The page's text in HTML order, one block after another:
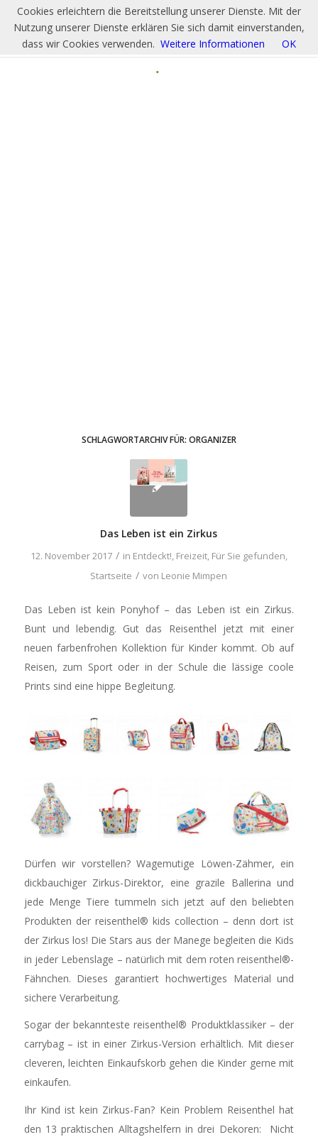
SCHLAGWORTARCHIV FÜR: ORGANIZER
Das Leben ist ein Zirkus
12. November 2017 / in Entdeckt!, Freizeit, Für Sie gefunden,
Startseite / von Leonie Mimpen
Das Leben ist kein Ponyhof – das Leben ist ein Zirkus.
Bunt und lebendig. Gut das Reisenthel jetzt mit einer
neuen farbenfrohen Kollektion für Kinder kommt. Ob auf
Reisen, zum Sport oder in der Schule die lässige coole
Prints sind eine hippe Begleitung.
Dürfen wir vorstellen? Wagemutige Löwen-Zähmer, ein
dickbauchiger Zirkus-Direktor, eine grazile Ballerina und
jede Menge Tiere tummeln sich jetzt auf den beliebten
Produkten der reisenthel® kids collection – denn dort ist
der Zirkus los! Die Stars aus der Manege begleiten die Kids
in jeder Lebenslage – natürlich mit dem roten reisenthel®-
Fähnchen. Dieses garantiert hochwertiges Material und
sichere Verarbeitung.
Sogar der bekannteste reisenthel® Produktklassiker – der
carrybag – ist in einer Zirkus-Version erhältlich. Mit dieser
cleveren, leichten Einkaufskorb gehen die Kinder gerne mit
einkaufen.
Ihr Kind ist kein Zirkus-Fan? Kein Problem Reisenthel hat
den 13 praktischen Alltagshelfern in drei Dekoren:
Nicht
Cookies erleichtern die Bereitstellung unserer Dienste. Mit der
Nutzung unserer Dienste erklären Sie sich damit einverstanden,
dass wir Cookies verwenden. Weitere Informationen OK